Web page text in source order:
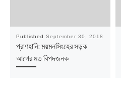
Published September 30, 2018
প্রাণহানি: ময়মনসিংহের সড়ক
আগের মত বিপদজনক